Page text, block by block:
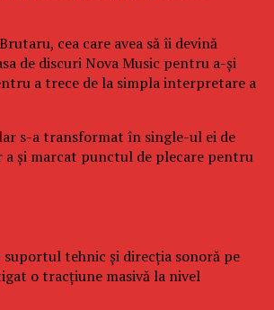
cea care avea să îi devină
de discuri Nova Music pentru a-și
a trece de la simpla interpretare a
s-a transformat în single-ul ei de
a și marcat punctul de plecare pentru
tehnic și direcția sonoră pe
o tracțiune masivă la nivel